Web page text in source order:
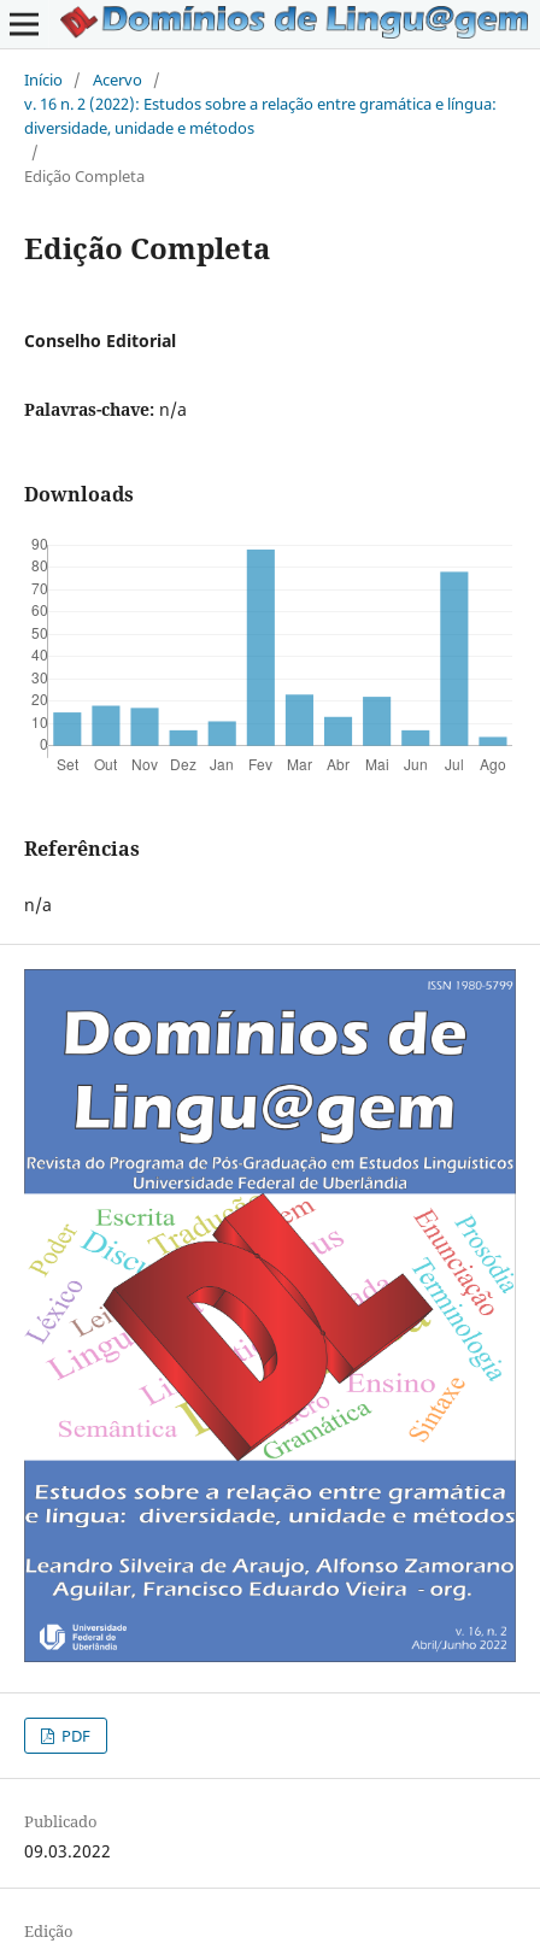
Início / Acervo /
v. 16 n. 2 (2022): Estudos sobre a relação entre gramática e língua:
diversidade, unidade e métodos
/
Edição Completa
Edição Completa
Conselho Editorial
Palavras-chave: n/a
Downloads
Referências
n/a
PDF
Publicado
09.03.2022
Edição